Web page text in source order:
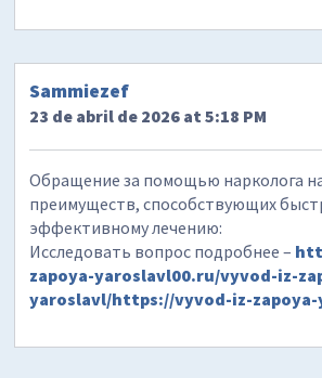
Sammiezef
23 de abril de 2026 at 5:18 PM
Обращение за помощью нарколога
преимуществ, способствующих
эффективному лечению:
Исследовать вопрос подробнее –
zapoya-yaroslavl00.ru/vyvod-iz-
yaroslavl/https://vyvod-iz-